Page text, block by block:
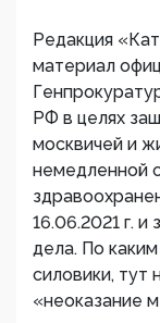
Редакция
материал
РФ в целях
москвичей и
немедленной
16.06.2021 г. и
дела. По
силовики, тут
«неоказание